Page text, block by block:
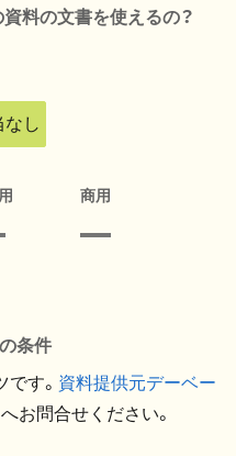
料の文書を使えるの？
なし
商用
条件
す。 資料提供元デーベー
お問合せください。